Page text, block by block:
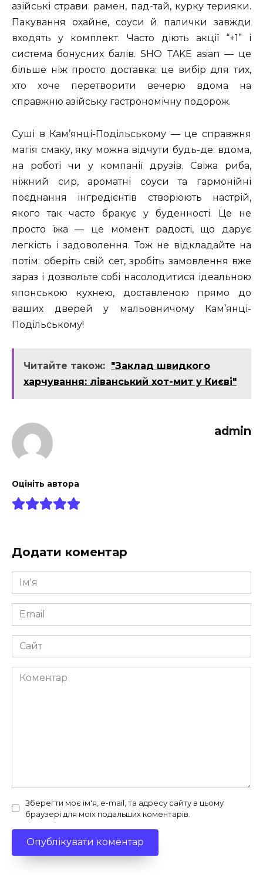
азійські страви: рамен, пад-тай, курку терияки.
Пакування охайне, соуси й палички завжди
входять у комплект. Часто діють акції “+1” і
система бонусних балів. SHO TAKE asian — це
більше ніж просто доставка: це вибір для тих,
хто хоче перетворити вечерю вдома на
справжню азійську гастрономічну подорож.
Суші в Кам’янці-Подільському — це справжня
магія смаку, яку можна відчути будь-де: вдома,
на роботі чи у компанії друзів. Свіжа риба,
ніжний сир, ароматні соуси та гармонійні
поєднання інгредієнтів створюють настрій,
якого так часто бракує у буденності. Це не
просто їжа — це момент радості, що дарує
легкість і задоволення. Тож не відкладайте на
потім: оберіть свій сет, зробіть замовлення вже
зараз і дозвольте собі насолодитися ідеальною
японською кухнею, доставленою прямо до
ваших дверей у мальовничому Кам’янці-
Подільському!
Читайте також: "Заклад швидкого
харчування: ліванський хот-мит у Києві"
admin
Оцініть автора
Додати коментар
Ім'я
*
Email
*
Сайт
Коментар
Зберегти моє ім'я, e-mail, та адресу сайту в цьому
браузері для моїх подальших коментарів.